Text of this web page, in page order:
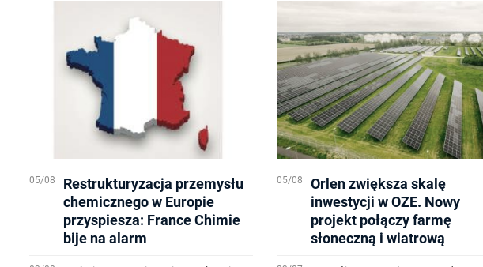
05/08
Restrukturyzacja przemysłu
chemicznego w Europie
przyspiesza: France Chimie
bije na alarm
05/08
Orlen zwiększa skalę
inwestycji w OZE. Nowy
projekt połączy farmę
słoneczną i wiatrową